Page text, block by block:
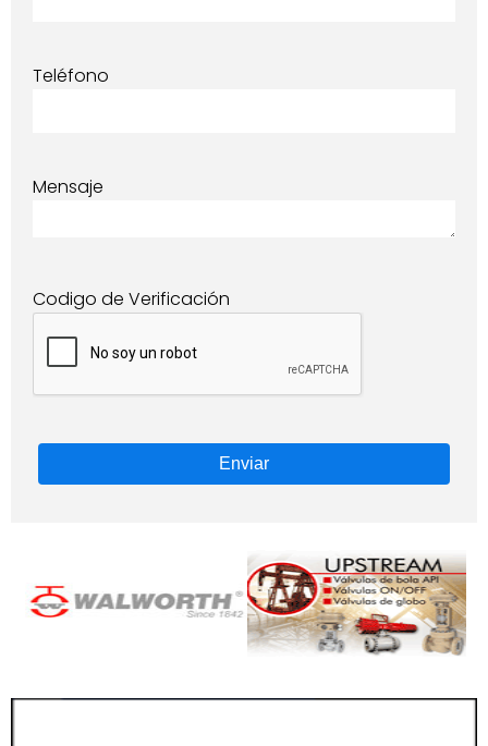
Teléfono
Mensaje
Codigo de Verificación
Enviar